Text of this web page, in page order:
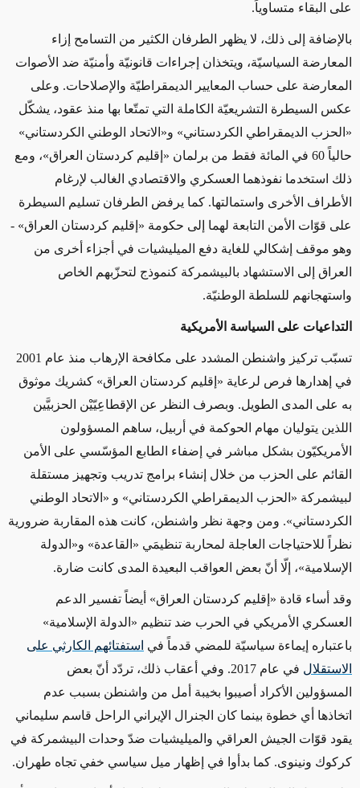
على البقاء متساوياً.
بالإضافة إلى ذلك، لا يظهر الطرفان الكثير من التسامح إزاء
المعارضة السياسيّة، ويتخذان إجراءات قانونيّة وأمنيّة ضد الأصوات
المعارضة على حساب المعايير الديمقراطيّة والإصلاحات. وعلى
عكس السيطرة التشريعيّة الكاملة التي تمتّعا بها منذ عقود، يشكّل
«الحزب الديمقراطي الكردستاني» و«الاتحاد الوطني الكردستاني»
حالياً 60 في المائة فقط من برلمان «إقليم كردستان العراق»، ومع
ذلك استخدما نفوذهما العسكري والاقتصادي الغالب لإرغام
الأطراف الأخرى واستمالتها. كما يرفض الطرفان تسليم السيطرة
على قوّات الأمن التابعة لهما إلى حكومة «إقليم كردستان العراق» -
وهو موقف إشكالي للغاية دفع الميليشيات في أجزاء أخرى من
العراق إلى الاستشهاد بالبيشمركة كنموذج لتحزّبهم الخاص
واستهجانهم للسلطة الوطنيّة.
التداعيات على السياسة الأمريكية
تسبّب تركيز واشنطن المشدد على مكافحة الإرهاب منذ عام 2001
في إهدارها فرص لرعاية «إقليم كردستان العراق» كشريك موثوق
به على المدى الطويل. وبصرف النظر عن الإقطاعِيّيْن الحزبيَّين
اللذين يتوليان مهام الحوكمة في أربيل، ساهم المسؤولون
الأمريكيّون بشكل مباشر في إضفاء الطابع المؤسّسي على الأمن
القائم على الحزب من خلال إنشاء برامج تدريب وتجهيز مستقلة
لبيشمركة «الحزب الديمقراطي الكردستاني» و «الاتحاد الوطني
الكردستاني». ومن وجهة نظر واشنطن، كانت هذه المقاربة ضرورية
نظراً للاحتياجات العاجلة لمحاربة تنظيمَي «القاعدة» و«الدولة
الإسلامية»، إلّا أنّ بعض العواقب البعيدة المدى كانت ضارة.
وقد أساء قادة «إقليم كردستان العراق» أيضاً تفسير الدعم
العسكري الأمريكي في الحرب ضد تنظيم «الدولة الإسلامية»
باعتباره إيماءة سياسيّة للمضي قدماً في استفتائهم الكارثي على
الاستقلال
في عام 2017. وفي أعقاب ذلك، تردّد أنّ بعض
المسؤولين الأكراد أصيبوا بخيبة أمل من واشنطن بسبب عدم
اتخاذها أي خطوة بينما كان الجنرال الإيراني الراحل قاسم سليماني
يقود قوّات الجيش العراقي والميليشيات ضدّ وحدات البيشمركة في
كركوك ونينوى. كما بدأوا في إظهار ميل سياسي خفي تجاه طهران.